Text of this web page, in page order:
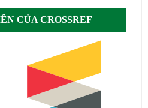
CỦA CROSSREF